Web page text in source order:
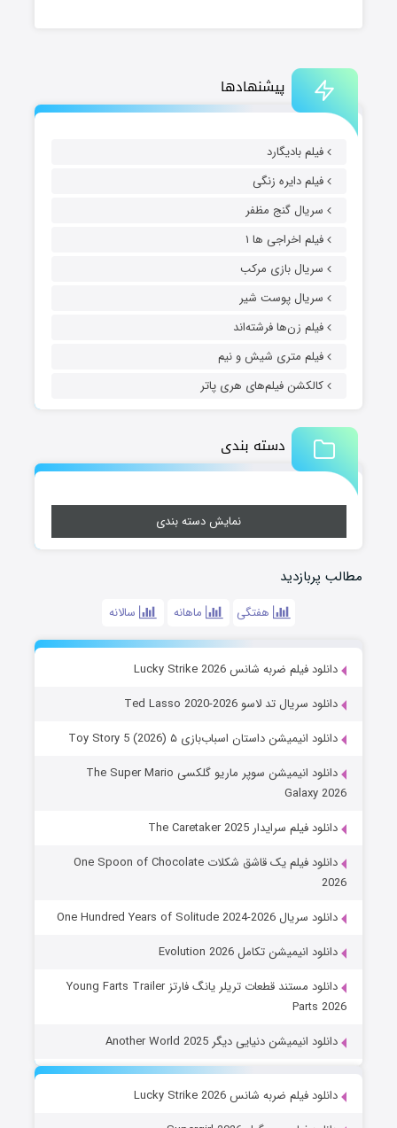
پیشنهادها
فیلم بادیگارد
فیلم دایره زنگی
سریال گنج مظفر
فیلم اخراجی ها ۱
سریال بازی مرکب
سریال پوست شیر
فیلم زن‌ها فرشته‌اند
فیلم متری شیش و نیم
کالکشن فیلم‌های هری پاتر
دسته بندی
نمایش دسته بندی
مطالب پربازدید
هفتگی ماهانه سالانه
دانلود فیلم ضربه شانس Lucky Strike 2026
دانلود سریال تد لاسو Ted Lasso 2020-2026
دانلود انیمیشن داستان اسباب‌بازی ۵ Toy Story 5 (2026)
دانلود انیمیشن سوپر ماریو گلکسی The Super Mario
Galaxy 2026
دانلود فیلم سرایدار The Caretaker 2025
دانلود فیلم یک قاشق شکلات One Spoon of Chocolate
2026
دانلود سریال One Hundred Years of Solitude 2024-2026
دانلود انیمیشن تکامل Evolution 2026
دانلود مستند قطعات تریلر یانگ فارتز Young Farts Trailer
Parts 2026
دانلود انیمیشن دنیایی دیگر Another World 2025
دانلود فیلم ضربه شانس Lucky Strike 2026